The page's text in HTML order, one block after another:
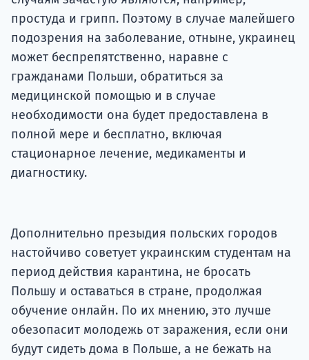
простуда и грипп. Поэтому в случае малейшего
подозрения на заболевание, отныне, украинец
может беспрепятственно, наравне с
гражданами Польши, обратиться за
медицинской помощью и в случае
необходимости она будет предоставлена ​​в
полной мере и бесплатно, включая
стационарное лечение, медикаменты и
диагностику.
Дополнительно презыдия польских городов
настойчиво советует украинским студентам на
период действия карантина, не бросать
Польшу и оставаться в стране, продолжая
обучение онлайн. По их мнению, это лучше
обезопасит молодежь от заражения, если они
будут сидеть дома в Польше, а не бежать на